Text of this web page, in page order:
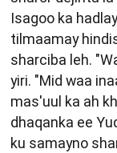
Isagoo ka
tilmaamay
sharciba leh.
yiri. "Mid waa
mas'uul ka ah
dhaqanka ee
ku samayno